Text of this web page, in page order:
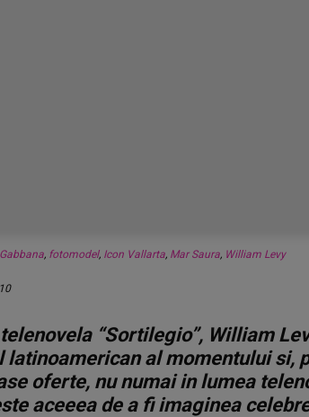
, fotomodel, Icon Vallarta, Mar Saura, William Levy
“Sortilegio”, William
latinoamerican al momentului si,
oferte, nu numai in lumea
aceeea de a fi imaginea